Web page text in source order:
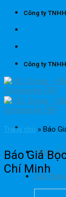
Skip
content
Công ty
Công ty
Trang
Giới thiệu
Trang chủ » Báo
Báo Giá
Chí Minh